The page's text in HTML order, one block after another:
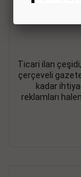
Ticari ilan
çerçeveli
kadar
reklamları
2.800.000e
BAKIRKÖY